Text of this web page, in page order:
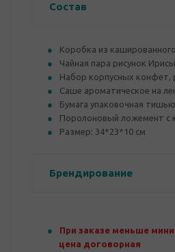
Состав
Коробка из
Чайная пара рисунок
Набор корпусных конфет,
Саше ароматическое на
Бумага упаковочная
Поролоновый ложемент с
Размер: 34*23*10 см
Брендирование
При заказе меньше
цена договорная